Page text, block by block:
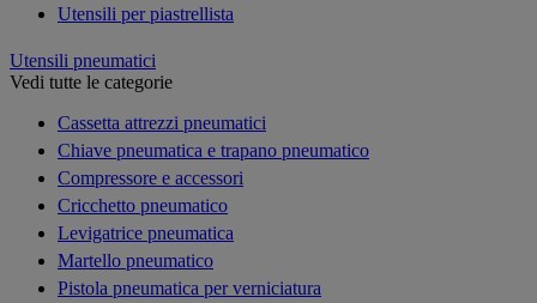
Utensili per piastrellista
Utensili pneumatici
Vedi tutte le categorie
Cassetta attrezzi pneumatici
Chiave pneumatica e trapano pneumatico
Compressore e accessori
Cricchetto pneumatico
Levigatrice pneumatica
Martello pneumatico
Pistola pneumatica per verniciatura